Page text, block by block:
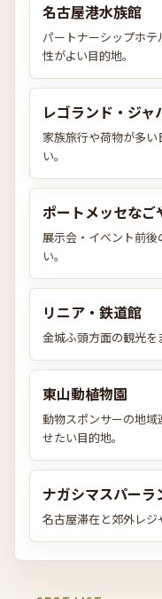
名古屋港水族館
パートナーシップホ
性がよい目的地。
レゴランド・ジャ
家族旅行や荷物が多
い。
ポートメッセなご
展示会・イベント前
い。
リニア・鉄道館
金城ふ頭方面の観光を
東山動植物園
動物スポンサーの地
せたい目的地。
ナガシマスパーラ
名古屋滞在と郊外レジ